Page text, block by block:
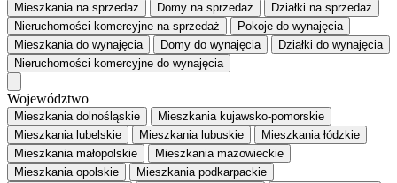
Mieszkaniana sprzedaż Domy na sprzedaż Działki na sprzedaż
Nieruchomości komercyjne na sprzedaż Pokoje do wynajęcia
Mieszkaniado wynajęcia Domy do wynajęcia Działki do wynajęcia
Nieruchomości komercyjne do wynajęcia
Województwo
Mieszkania dolnośląskie
Mieszkania kujawsko-pomorskie
Mieszkania lubelskie
Mieszkania lubuskie
Mieszkania łódzkie
Mieszkania małopolskie
Mieszkania mazowieckie
Mieszkania opolskie
Mieszkania podkarpackie